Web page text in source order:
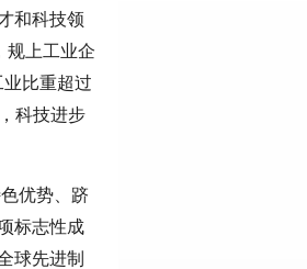
和科技领
规上工业企
比重超过
科技进步
优势、跻
标志性成
球先进制